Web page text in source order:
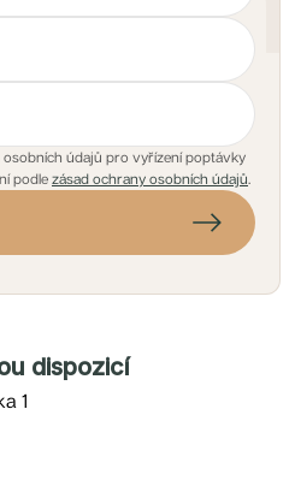
údajů pro vyřízení poptávky
podle zásad ochrany osobních údajů.
dispozicí